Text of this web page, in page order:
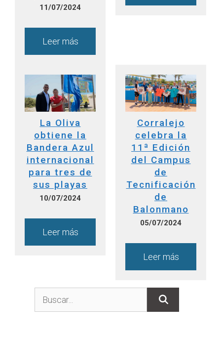
11/07/2024
Leer más
La Oliva
obtiene la
Bandera Azul
internacional
para tres de
sus playas
10/07/2024
Leer más
Corralejo
celebra la
11ª Edición
del Campus
de
Tecnificación
de
Balonmano
05/07/2024
Leer más